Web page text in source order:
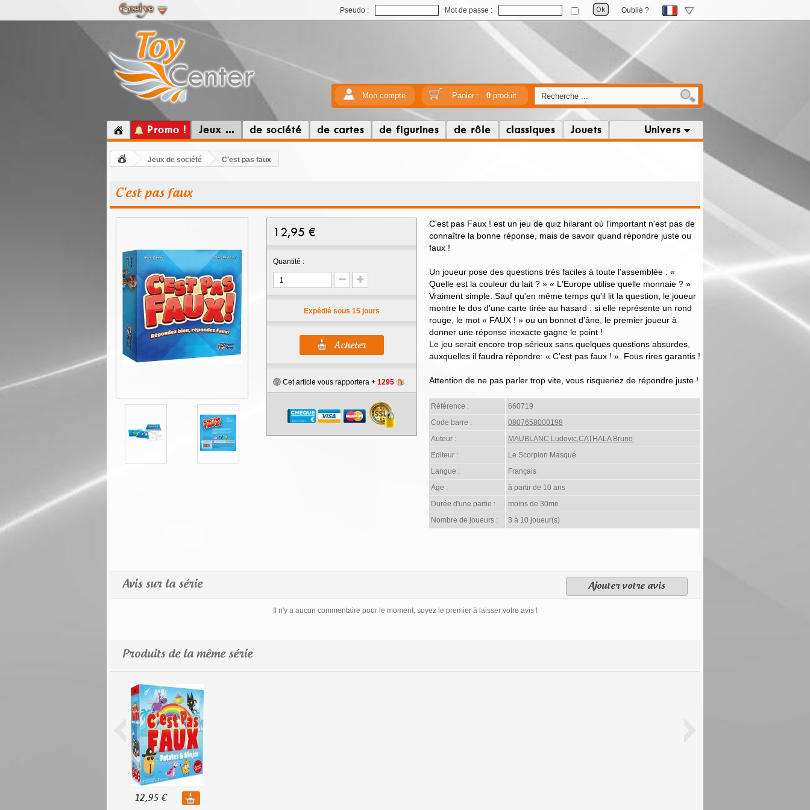
Pseudo : Mot de passe : Oublié ?
Mon compte Panier : 0produit
Promo ! Jeux ... de société de cartes de figurines de rôle classiques Jouets Univers
Jeux de société C'est pas faux
C'est pas faux
12,95 €
Quantité :
Expédié sous 15 jours
Cet article vous rapportera + 1295
C'est pas Faux ! est un jeu de quiz hilarant où l'important n'est pas de
connaître la bonne réponse, mais de savoir quand répondre juste ou
faux !
Un joueur pose des questions très faciles à toute l'assemblée : «
Quelle est la couleur du lait ? » « L'Europe utilise quelle monnaie ? »
Vraiment simple. Sauf qu'en même temps qu'il lit la question, le joueur
montre le dos d'une carte tirée au hasard : si elle représente un rond
rouge, le mot « FAUX ! » ou un bonnet d'âne, le premier joueur à
donner une réponse inexacte gagne le point !
Le jeu serait encore trop sérieux sans quelques questions absurdes,
auxquelles il faudra répondre: « C'est pas faux ! ». Fous rires garantis !
Attention de ne pas parler trop vite, vous risqueriez de répondre juste !
Référence :
660719
Code barre :
0807658000198
Auteur :
MAUBLANC Ludovic,CATHALA Bruno
Editeur :
Le Scorpion Masqué
Langue :
Français
Age :
à partir de 10 ans
Durée d'une partie :
moins de 30mn
Nombre de joueurs :
3 à 10 joueur(s)
Avis sur la série Ajouter votre avis
Il n'y a aucun commentaire pour le moment, soyez le premier à laisser votre avis !
Produits de la même série
12,95 €